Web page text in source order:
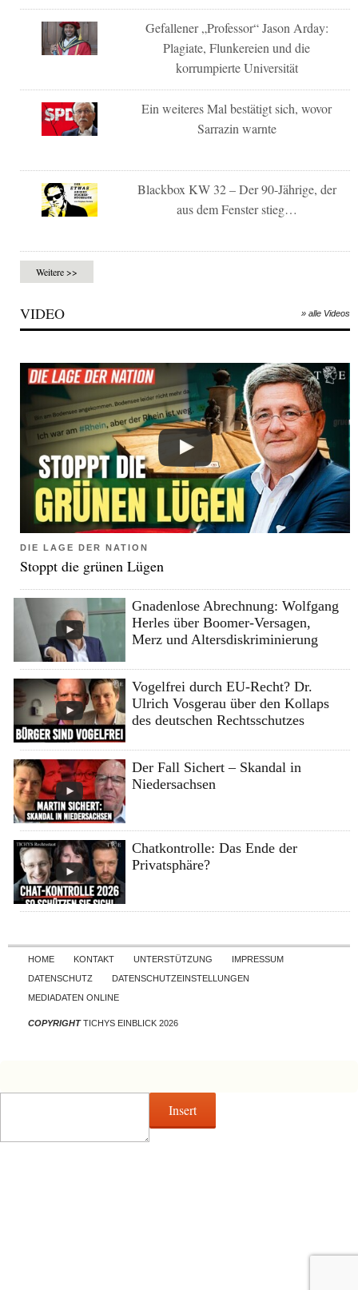
Gefallener „Professor“ Jason Arday:
Plagiate, Flunkereien und die
korrumpierte Universität
Ein weiteres Mal bestätigt sich, wovor
Sarrazin warnte
Blackbox KW 32 – Der 90-Jährige, der
aus dem Fenster stieg…
Weitere >>
VIDEO » alle Videos
DIE LAGE DER NATION
Stoppt die grünen Lügen
Gnadenlose Abrechnung: Wolfgang
Herles über Boomer-Versagen,
Merz und Altersdiskriminierung
Vogelfrei durch EU-Recht? Dr.
Ulrich Vosgerau über den Kollaps
des deutschen Rechtsschutzes
Der Fall Sichert – Skandal in
Niedersachsen
Chatkontrolle: Das Ende der
Privatsphäre?
Skip to content
HOME KONTAKT UNTERSTÜTZUNG
IMPRESSUM
DATENSCHUTZ
DATENSCHUTZEINSTELLUNGEN
MEDIADATEN ONLINE
COPYRIGHTTICHYS EINBLICK 2026
Insert